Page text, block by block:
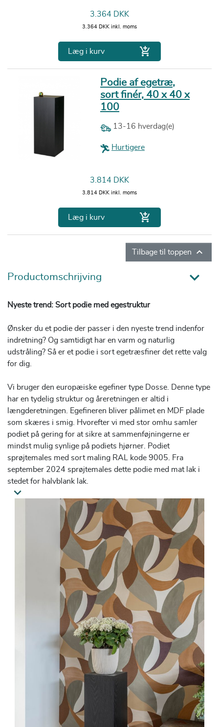
Productomschrijving
Nyeste trend: Sort podie med egestruktur
Ønsker du et podie der passer i den nyeste trend indenfor
indretning? Og samtidigt har en varm og naturlig
udstråling? Så er et podie i sort egetræsfiner det rette valg
for dig.
Vi bruger den europæiske egefiner type Dosse. Denne type
har en tydelig struktur og åreretningen er altid i
længderetningen. Egefineren bliver pålimet en MDF plade
som skæres i smig. Hvorefter vi med stor omhu samler
podiet på gering for at sikre at sammenføjningerne er
mindst mulig synlige på podiets hjørner. Podiet
sprøjtemales med sort maling RAL kode 9005. Fra
september 2024 sprøjtemales dette podie med mat lak i
stedet for halvblank lak.
Alle vores podier har et kraftigt passende 4mm filt
underlag. Hermed er podiets underside og overfladen
hvorpå det placeres ekstra beskyttet.
Pris
3.364 DKK
3.364 DKK inkl. moms
Læg i kurv 
Podie af egetræ,
sort finér, 40 x 40 x
100
13-16 hverdag(e)
Hurtigere
Pris
3.814 DKK
3.814 DKK inkl. moms
Læg i kurv 
Tilbage til toppen 